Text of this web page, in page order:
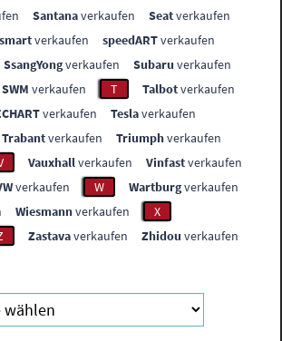
Santanaverkaufen Seatverkaufen
smartverkaufen speedARTverkaufen
SsangYongverkaufen Subaru verkaufen
SWM verkaufen T Talbotverkaufen
verkaufen Teslaverkaufen
Trabantverkaufen Triumphverkaufen
Vauxhallverkaufen Vinfastverkaufen
verkaufen W Wartburgverkaufen
Wiesmannverkaufen
X
Zastavaverkaufen Zhidou verkaufen